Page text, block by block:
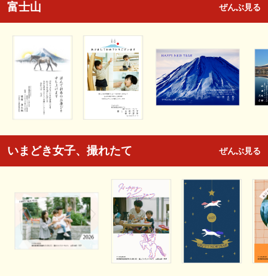
富士山 ぜんぶ見る
いまどき女子、撮れたて ぜんぶ見る